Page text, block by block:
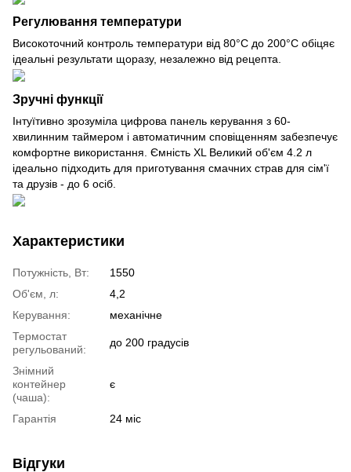
Регулювання температури
Високоточний контроль температури від 80°C до 200°C обіцяє
ідеальні результати щоразу, незалежно від рецепта.
Зручні функції
Інтуїтивно зрозуміла цифрова панель керування з 60-
хвилинним таймером і автоматичним сповіщенням забезпечує
комфортне використання. Ємність XL Великий об'єм 4.2 л
ідеально підходить для приготування смачних страв для сім'ї
та друзів - до 6 осіб.
Характеристики
Потужність, Вт:
1550
Об'єм, л:
4,2
Керування:
механічне
Термостат
регульований:
до 200 градусів
Знімний
контейнер
(чаша):
є
Гарантія 24 міс
Відгуки